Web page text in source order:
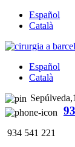
Español
Català
Español
Català
934 541 221